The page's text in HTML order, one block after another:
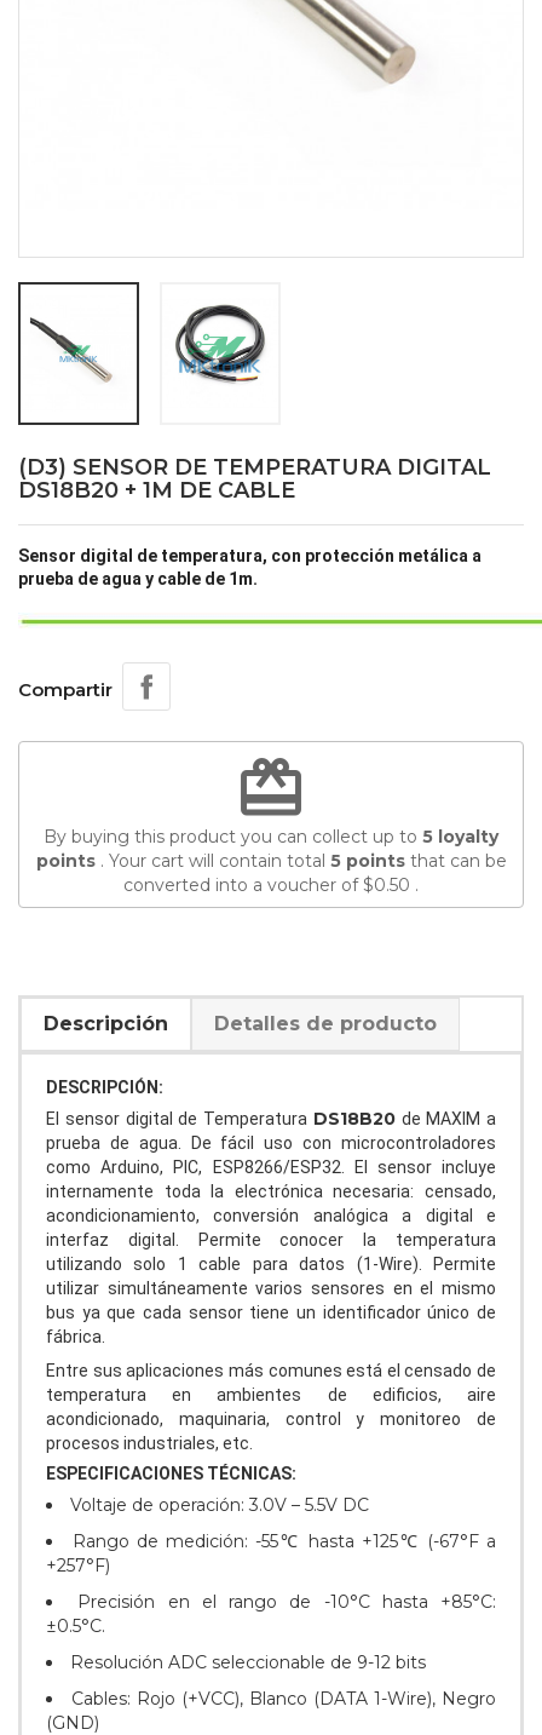
(D3) SENSOR DE TEMPERATURA DIGITAL
DS18B20 + 1M DE CABLE
Sensor digital de temperatura, con protección metálica a
prueba de agua y cable de 1m.
Compartir
redeem
By buying this product you can collect up to 5 loyalty
points. Your cart will contain total 5pointsthat can be
converted into a voucher of$0.50 .
Descripción Detalles de producto
DESCRIPCIÓN:
El sensor digital de Temperatura DS18B20de MAXIM a
prueba de agua. De fácil uso con microcontroladores
como Arduino, PIC, ESP8266/ESP32. El sensor incluye
internamente toda la electrónica necesaria: censado,
acondicionamiento, conversión analógica a digital e
interfaz digital. Permite conocer la temperatura
utilizando solo 1 cable para datos (1-Wire). Permite
utilizar simultáneamente varios sensores en el mismo
bus ya que cada sensor tiene un identificador único de
fábrica.
Entre sus aplicaciones más comunes está el censado de
temperatura en ambientes de edificios, aire
acondicionado, maquinaria, control y monitoreo de
procesos industriales, etc.
ESPECIFICACIONES TÉCNICAS:
Voltaje de operación: 3.0V – 5.5V DC
Rango de medición: -55℃ hasta +125℃ (-67°F a
+257°F)
Precisión en el rango de -10°C hasta +85°C:
±0.5°C.
Resolución ADC seleccionable de 9-12 bits
Cables: Rojo (+VCC), Blanco (DATA 1-Wire), Negro
(GND)